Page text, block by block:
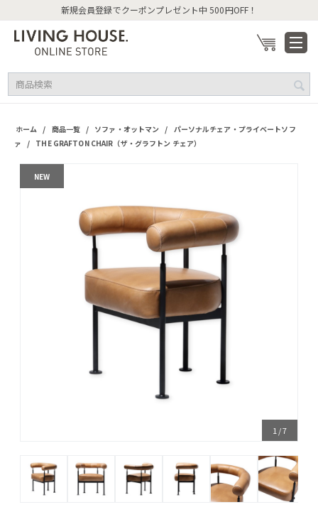
新規会員登録でクーポンプレゼント中 500円OFF！
ホーム / 商品一覧 / ソファ・オットマン / パーソナルチェア・プライベートソフ
ァ
/ THE GRAFTON CHAIR（ザ・グラフトン チェア）
NEW
1 /7